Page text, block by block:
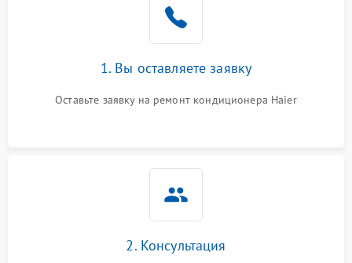
1500 ₽
Повреждение корпуса1. Вы оставляете заявку
Оставьте заявку на ремонт кондиционера Haier
2. Консультация